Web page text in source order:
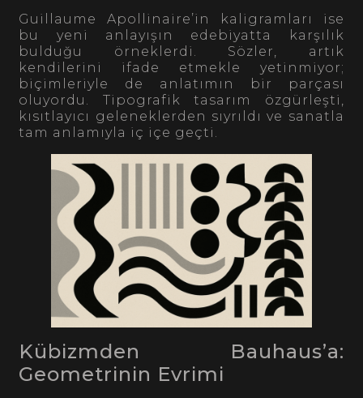
Guillaume Apollinaire’in kaligramları ise
bu yeni anlayışın edebiyatta karşılık
bulduğu örneklerdi. Sözler, artık
kendilerini ifade etmekle yetinmiyor;
biçimleriyle de anlatımın bir parçası
oluyordu. Tipografik tasarım özgürleşti,
kısıtlayıcı geleneklerden sıyrıldı ve sanatla
tam anlamıyla iç içe geçti.
Kübizmden Bauhaus’a:
Geometrinin Evrimi